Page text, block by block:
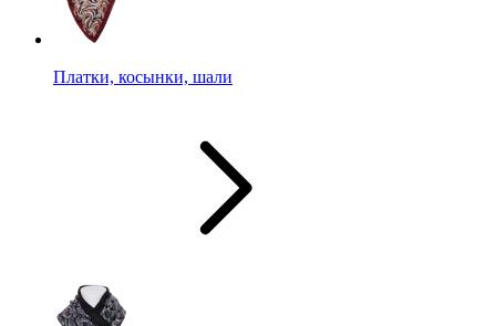
Платки, косынки, шали